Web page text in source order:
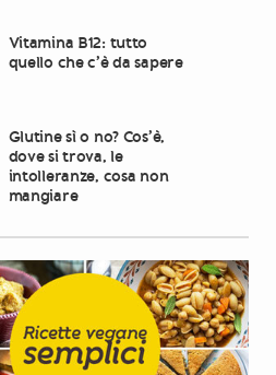
Vitamina B12: tutto
quello che c’è da sapere
Glutine sì o no? Cos’è,
dove si trova, le
intolleranze, cosa non
mangiare